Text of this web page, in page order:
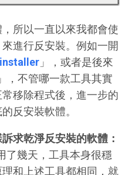
所以一直以來我都會使
進行反安裝。例如一開
」，或者是後來
」，不管哪一款工具其實
移除程式後，進一步的
反安裝軟體。
求乾淨反安裝的軟體：
了幾天，工具本身很穩
和上述工具都相同，就